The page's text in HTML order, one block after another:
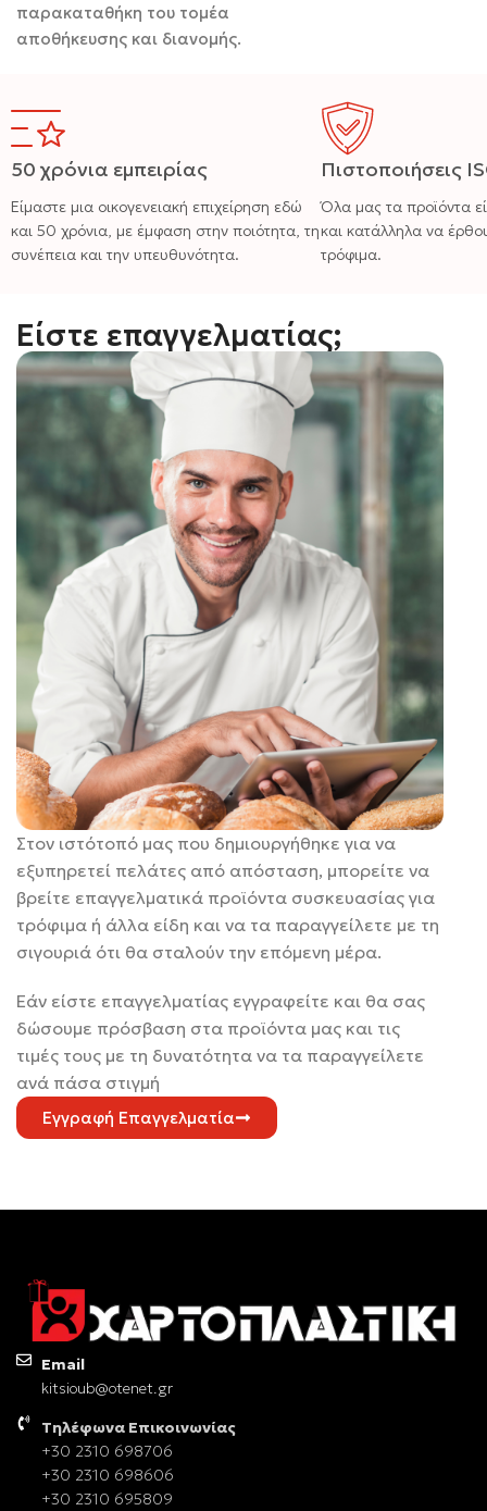
παρακαταθήκη του τομέα
αποθήκευσης και διανομής.
50 χρόνια εμπειρίας
Είμαστε μια οικογενειακή επιχείρηση εδώ
και 50 χρόνια, με έμφαση στην ποιότητα, τη
συνέπεια και την υπευθυνότητα.
Πιστοποιήσεις
Όλα μας τα προϊόντα
και κατάλληλα να
τρόφιμα.
Είστε επαγγελματίας;
Στον ιστότοπό μας που δημιουργήθηκε για να
εξυπηρετεί πελάτες από απόσταση, μπορείτε να
βρείτε επαγγελματικά προϊόντα συσκευασίας για
τρόφιμα ή άλλα είδη και να τα παραγγείλετε με τη
σιγουριά ότι θα σταλούν την επόμενη μέρα.
Εάν είστε επαγγελματίας εγγραφείτε και θα σας
δώσουμε πρόσβαση στα προϊόντα μας και τις
τιμές τους με τη δυνατότητα να τα παραγγείλετε
ανά πάσα στιγμή
Εγγραφή Επαγγελματία
Email
kitsioub@otenet.gr
Τηλέφωνα Επικοινωνίας
+30 2310 698706
+30 2310 698606
+30 2310 695809